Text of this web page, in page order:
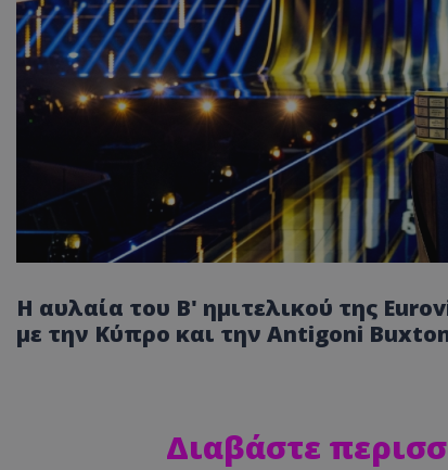
Η αυλαία του Β' ημιτελικού της
με την Κύπρο και την Antigoni
Διαβάστε